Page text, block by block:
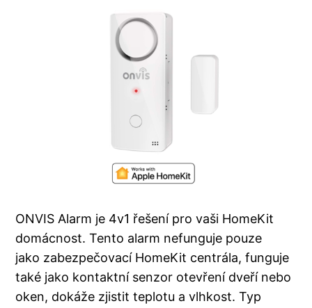
ONVIS Alarm je 4v1 řešení pro vaši HomeKit
domácnost. Tento alarm nefunguje pouze
jako zabezpečovací HomeKit centrála, funguje
také jako kontaktní senzor otevření dveří nebo
oken, dokáže zjistit teplotu a vlhkost. Typ